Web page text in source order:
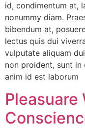
id, condimentum at,
nonummy diam.
bibendum at,
lectus quis dui
vulputate aliquam
non proident, sunt
anim id est laborum
Pleasuare